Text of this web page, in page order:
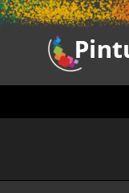
Saltar
al
contenido